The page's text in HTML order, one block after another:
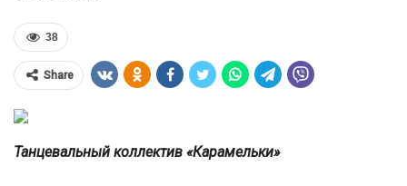
38
Share
Танцевальный коллектив «Карамельки»